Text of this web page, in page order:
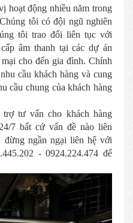
hoạt động nhiều năm trong
tôi có đội ngũ nghiên
tôi trao đổi liên tục với
âm thanh tại các dự án
cho đến gia đình. Chính
cầu khách hàng và cung
cầu chung của khách hàng
tư vấn cho khách hàng
7 bất cứ vấn đề nào liên
đừng ngần ngại liên hệ với
- 0924.224.474 để